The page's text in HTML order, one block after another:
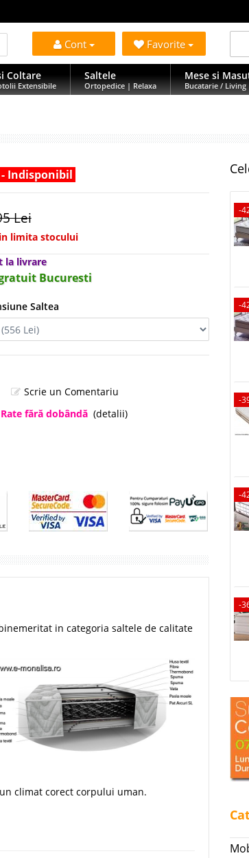
Cont Favorite
Coltare
Extensibile
Saltele
Ortopedice | Relaxa
Mese si
Bucatarie / Living
Indisponibil
Lei
limita stocului
la livrare
Bucuresti
Saltea
Scrie un Comentariu
fără dobândă (detalii)
in categoria saltele de calitate
climat corect corpului uman.
-
-
-
-
-